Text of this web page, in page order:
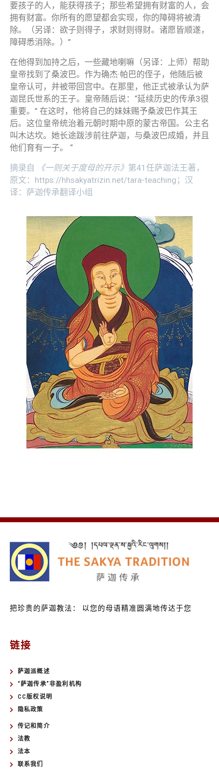
要孩子的人，能获得孩子；那些希望拥有财富的人，会
拥有财富。你所有的愿望都会实现，你的障碍将被清
除。（另译：欲子则得子，求财则得财。诸愿皆顺遂，
障碍悉消除。）”
在他得到加持之后，一些藏地喇嘛（另译：上师）帮助
皇帝找到了桑波巴。作为确杰·帕巴的侄子，他随后被
皇帝认可，并被带回宫中。在那里，他正式被承认为萨
迦昆氏世系的王子。皇帝随后说：“延续历史的传承3很
重要。” 在这时，他将自己的妹妹赐予桑波巴作其王
后。这位皇帝统治着元朝时期中原的蒙古帝国。公主名
叫木达坎。她长途跋涉前往萨迦，与桑波巴成婚，并且
他们育有一子。 “
摘录自 《一则关于度母的开示》 第41任萨迦法王著，
原文：https://hhsakyatrizin.net/tara-teaching；汉
译：萨迦传承翻译小组
把珍贵的萨迦教法： 以您的母语精准圆满地传达于您
链接
萨迦派概述
“萨迦传承”非盈利机构
CC版权说明
隐私政策
传记和简介
法教
法本
联系我们